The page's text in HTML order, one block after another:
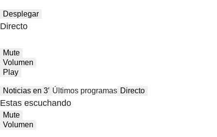
Desplegar
Directo
Mute
Volumen
Play
Noticias en 3′ Últimos programas Directo
Estas escuchando
Mute
Volumen